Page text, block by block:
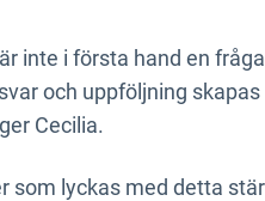
inte i första hand en
och uppföljning
Cecilia.
som lyckas med detta